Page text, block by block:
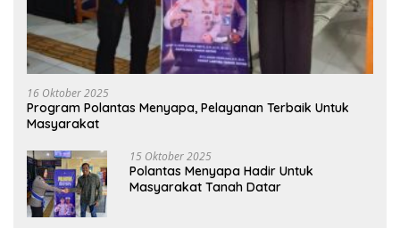
16 Oktober 2025
Program Polantas Menyapa, Pelayanan Terbaik Untuk
Masyarakat
15 Oktober 2025
Polantas Menyapa Hadir Untuk
Masyarakat Tanah Datar